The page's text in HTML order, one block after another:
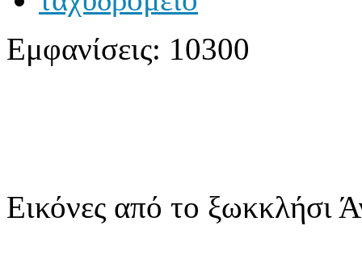
Εμφανίσεις: 10300
Εικόνες από το ξωκκλήσι